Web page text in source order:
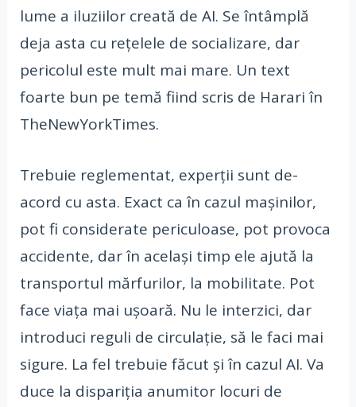
lume a iluziilor creată de AI. Se întâmplă
deja asta cu rețelele de socializare, dar
pericolul este mult mai mare. Un text
foarte bun pe temă fiind scris de Harari în
TheNewYorkTimes.
Trebuie reglementat, experții sunt de-
acord cu asta. Exact ca în cazul mașinilor,
pot fi considerate periculoase, pot provoca
accidente, dar în același timp ele ajută la
transportul mărfurilor, la mobilitate. Pot
face viața mai ușoară. Nu le interzici, dar
introduci reguli de circulație, să le faci mai
sigure. La fel trebuie făcut și în cazul AI. Va
duce la dispariția anumitor locuri de